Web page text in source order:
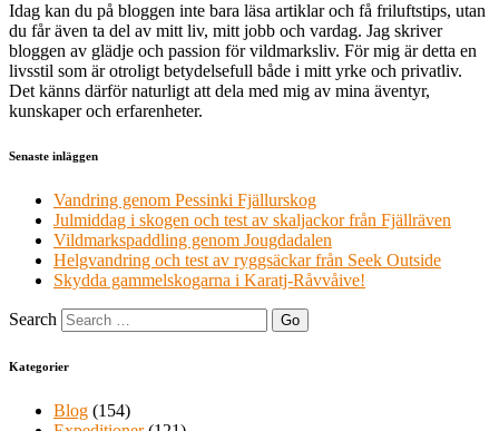
Idag kan du på bloggen inte bara läsa artiklar och få friluftstips, utan
du får även ta del av mitt liv, mitt jobb och vardag. Jag skriver
bloggen av glädje och passion för vildmarksliv. För mig är detta en
livsstil som är otroligt betydelsefull både i mitt yrke och privatliv.
Det känns därför naturligt att dela med mig av mina äventyr,
kunskaper och erfarenheter.
Senaste inläggen
Vandring genom Pessinki Fjällurskog
Julmiddag i skogen och test av skaljackor från Fjällräven
Vildmarkspaddling genom Jougdadalen
Helgvandring och test av ryggsäckar från Seek Outside
Skydda gammelskogarna i Karatj-Råvvåive!
Search
Kategorier
Blog (154)